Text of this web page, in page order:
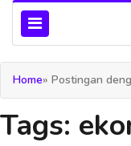
Home» Postingan
Tags: